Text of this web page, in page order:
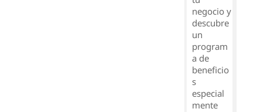
negocio y
descubre
un
program
a de
beneficio
s
especial
mente